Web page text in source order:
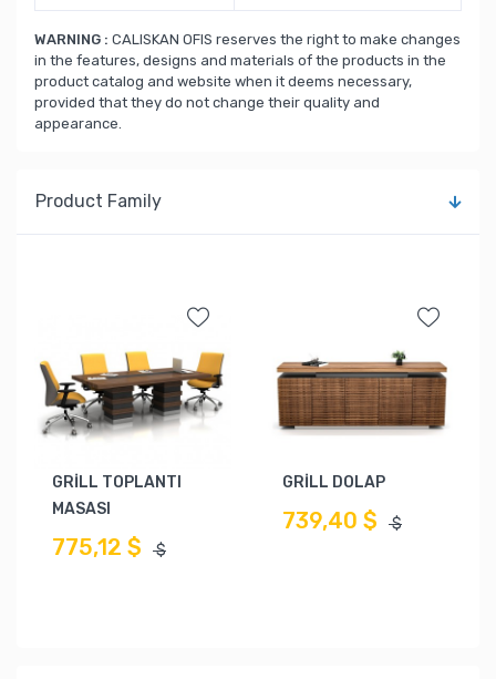
WARNING : CALISKAN OFIS reserves the right to make changes
in the features, designs and materials of the products in the
product catalog and website when it deems necessary,
provided that they do not change their quality and
appearance.
Product Family
GRİLL TOPLANTI
MASASI
775,12 $ $
GRİLL DOLAP
739,40 $ $